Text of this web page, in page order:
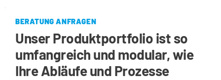
BERATUNG ANFRAGEN
Unser Produktportfolio ist so
umfangreich und modular, wie
Ihre Abläufe und Prozesse